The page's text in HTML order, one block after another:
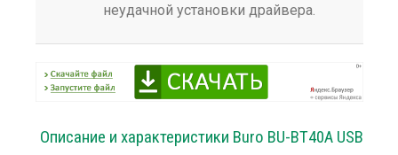
неудачной установки драйвера.
Описание и характеристики Buro BU-BT40A USB